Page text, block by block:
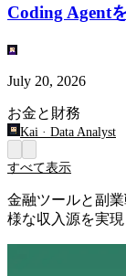
Coding Agent
July 20, 2026
お金と財務
Kai · Data Analyst
すべて表示
金融ツールと副
様な収入源を実現